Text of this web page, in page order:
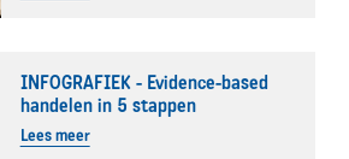
INFOGRAFIEK - Evidence-based
handelen in 5 stappen
Lees meer